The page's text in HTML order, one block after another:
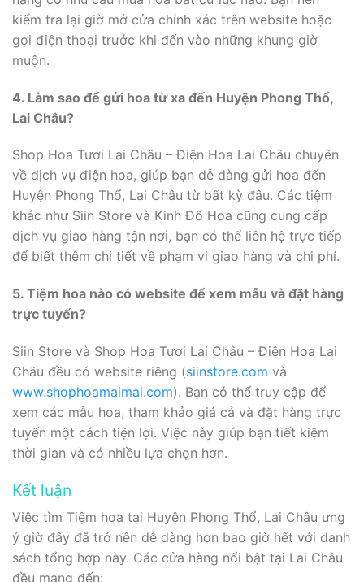
kiểm tra lại giờ mở cửa chính xác trên website hoặc
gọi điện thoại trước khi đến vào những khung giờ
muộn.
4. Làm sao để gửi hoa từ xa đến Huyện Phong Thổ,
Lai Châu?
Shop Hoa Tươi Lai Châu – Điện Hoa Lai Châu chuyên
về dịch vụ điện hoa, giúp bạn dễ dàng gửi hoa đến
Huyện Phong Thổ, Lai Châu từ bất kỳ đâu. Các tiệm
khác như Siin Store và Kinh Đô Hoa cũng cung cấp
dịch vụ giao hàng tận nơi, bạn có thể liên hệ trực tiếp
để biết thêm chi tiết về phạm vi giao hàng và chi phí.
5. Tiệm hoa nào có website để xem mẫu và đặt hàng
trực tuyến?
Siin Store và Shop Hoa Tươi Lai Châu – Điện Hoa Lai
Châu đều có website riêng (siinstore.com và
www.shophoamaimai.com). Bạn có thể truy cập để
xem các mẫu hoa, tham khảo giá cả và đặt hàng trực
tuyến một cách tiện lợi. Việc này giúp bạn tiết kiệm
thời gian và có nhiều lựa chọn hơn.
Kết luận
Việc tìm Tiệm hoa tại Huyện Phong Thổ, Lai Châu ưng
ý giờ đây đã trở nên dễ dàng hơn bao giờ hết với danh
sách tổng hợp này. Các cửa hàng nổi bật tại Lai Châu
đều mang đến: